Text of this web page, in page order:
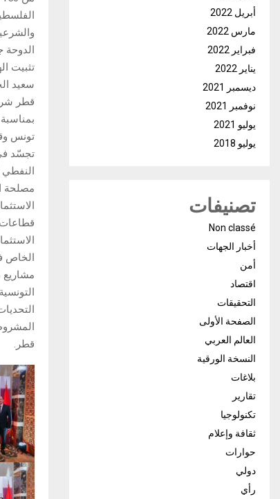
تثبيت
سعيد
قطر
تونس
تجسّد
مصلحة
قطاعات
الخاص
مشاريع
قطر.
أبريل 2022
مارس 2022
فبراير 2022
يناير 2022
ديسمبر 2021
نوفمبر 2021
يوليو 2021
يوليو 2018
تصنيفات
Non classé
أخبار الجهات
أمن
اقتصاد
التحقيقات
الصفحة الأولى
العالم العربي
النسخة الورقية
بلاغات
تقارير
تكنولوجيا
ثقافة وإعلام
حوارات
دولي
رأي